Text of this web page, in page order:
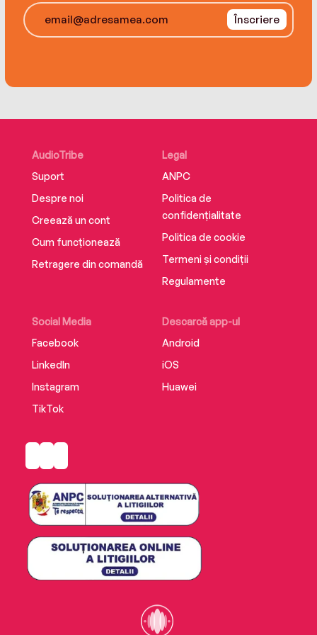
Înscriere
AudioTribe
Suport
Despre noi
Creează un cont
Cum funcționează
Retragere din comandă
Social Media
Facebook
LinkedIn
Instagram
TikTok
Descarcă app-ul
Android
iOS
Huawei
Legal
ANPC
Politica de
confidențialitate
Politica de cookie
Termeni și condiții
Regulamente